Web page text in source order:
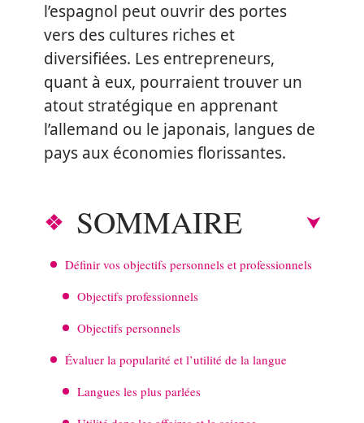
l’espagnol peut ouvrir des portes
vers des cultures riches et
diversifiées. Les entrepreneurs,
quant à eux, pourraient trouver un
atout stratégique en apprenant
l’allemand ou le japonais, langues de
pays aux économies florissantes.
SOMMAIRE
Définir vos objectifs personnels et professionnels
Objectifs professionnels
Objectifs personnels
Évaluer la popularité et l’utilité de la langue
Langues les plus parlées